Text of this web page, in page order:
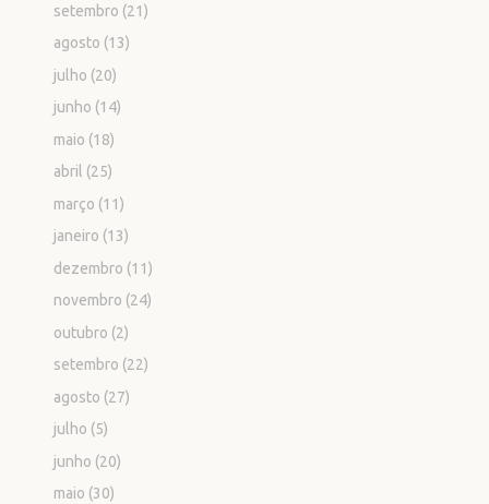
setembro (21)
agosto (13)
julho (20)
junho (14)
maio (18)
abril (25)
março (11)
janeiro (13)
dezembro (11)
novembro (24)
outubro (2)
setembro (22)
agosto (27)
julho (5)
junho (20)
maio (30)